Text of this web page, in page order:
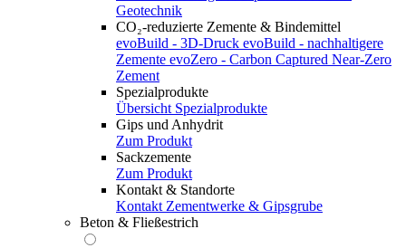
Geotechnik
CO₂-reduzierte Zemente & Bindemittel
evoBuild - 3D-Druck evoBuild - nachhaltigere
Zemente evoZero - Carbon Captured Near-Zero
Zement
Spezialprodukte
Übersicht Spezialprodukte
Gips und Anhydrit
Zum Produkt
Sackzemente
Zum Produkt
Kontakt & Standorte
Kontakt Zementwerke & Gipsgrube
Beton & Fließestrich